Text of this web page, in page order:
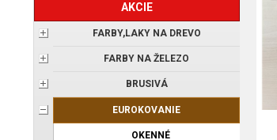
AKCIE
FARBY,LAKY NA DREVO
FARBY NA ŽELEZO
BRUSIVÁ
EUROKOVANIE
OKENNÉ